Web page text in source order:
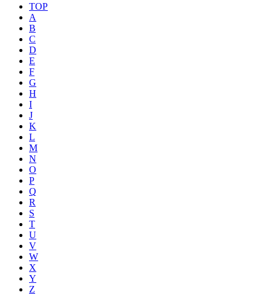
TOP
A
B
C
D
E
F
G
H
I
J
K
L
M
N
O
P
Q
R
S
T
U
V
W
X
Y
Z